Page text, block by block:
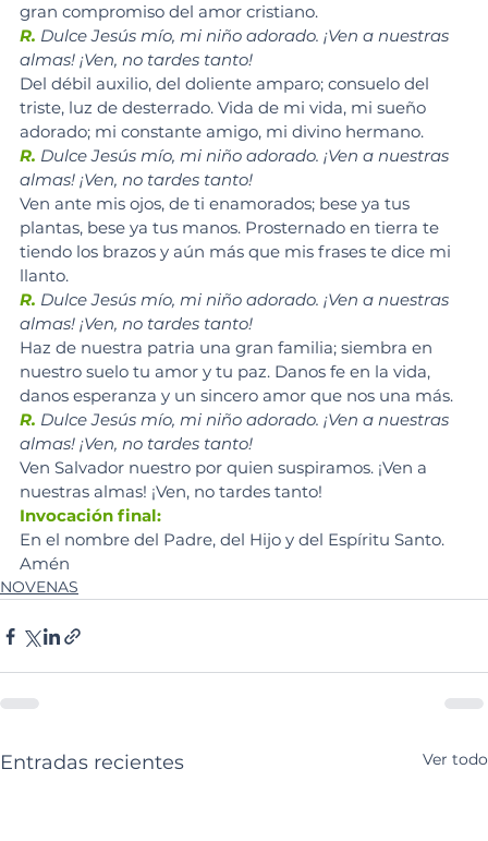
gran compromiso del amor cristiano.
R. Dulce Jesús mío, mi niño adorado. ¡Ven a nuestras
almas! ¡Ven, no tardes tanto!
Del débil auxilio, del doliente amparo; consuelo del
triste, luz de desterrado. Vida de mi vida, mi sueño
adorado; mi constante amigo, mi divino hermano.
R. Dulce Jesús mío, mi niño adorado. ¡Ven a nuestras
almas! ¡Ven, no tardes tanto!
Ven ante mis ojos, de ti enamorados; bese ya tus
plantas, bese ya tus manos. Prosternado en tierra te
tiendo los brazos y aún más que mis frases te dice mi
llanto.
R. Dulce Jesús mío, mi niño adorado. ¡Ven a nuestras
almas! ¡Ven, no tardes tanto!
Haz de nuestra patria una gran familia; siembra en
nuestro suelo tu amor y tu paz. Danos fe en la vida,
danos esperanza y un sincero amor que nos una más.
R. Dulce Jesús mío, mi niño adorado. ¡Ven a nuestras
almas! ¡Ven, no tardes tanto!
Ven Salvador nuestro por quien suspiramos. ¡Ven a
nuestras almas! ¡Ven, no tardes tanto!
Invocación final:
En el nombre del Padre, del Hijo y del Espíritu Santo.
Amén
NOVENAS
Entradas recientes Ver todo